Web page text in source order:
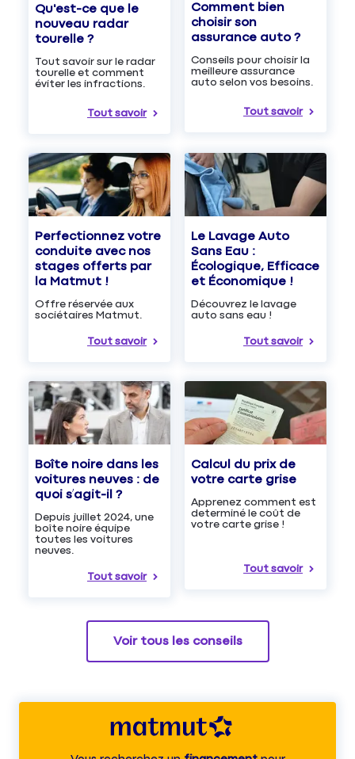
Qu'est-ce que le
nouveau radar
tourelle ?
Tout savoir sur le radar
tourelle et comment
éviter les infractions.
Tout savoir
Comment bien
choisir son
assurance auto ?
Conseils pour choisir la
meilleure assurance
auto selon vos besoins.
Tout savoir
Perfectionnez votre
conduite avec nos
stages offerts par
la Matmut !
Offre réservée aux
sociétaires Matmut.
Tout savoir
Le Lavage Auto
Sans Eau :
Écologique, Efficace
et Économique !
Découvrez le lavage
auto sans eau !
Tout savoir
Boîte noire dans les
voitures neuves : de
quoi s’agit-il ?
Depuis juillet 2024, une
boîte noire équipe
toutes les voitures
neuves.
Tout savoir
Calcul du prix de
votre carte grise
Apprenez comment est
determiné le coût de
votre carte grise !
Tout savoir
Voir tous les conseils